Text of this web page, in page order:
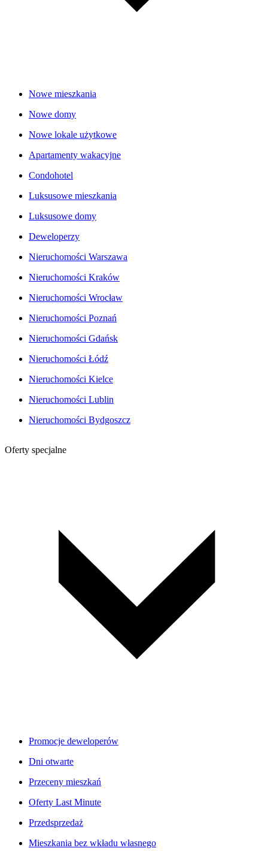
Nowe mieszkania
Nowe domy
Nowe lokale użytkowe
Apartamenty wakacyjne
Condohotel
Luksusowe mieszkania
Luksusowe domy
Deweloperzy
Nieruchomości Warszawa
Nieruchomości Kraków
Nieruchomości Wrocław
Nieruchomości Poznań
Nieruchomości Gdańsk
Nieruchomości Łódź
Nieruchomości Kielce
Nieruchomości Lublin
Nieruchomości Bydgoszcz
Oferty specjalne
Promocje deweloperów
Dni otwarte
Przeceny mieszkań
Oferty Last Minute
Przedsprzedaż
Mieszkania bez wkładu własnego